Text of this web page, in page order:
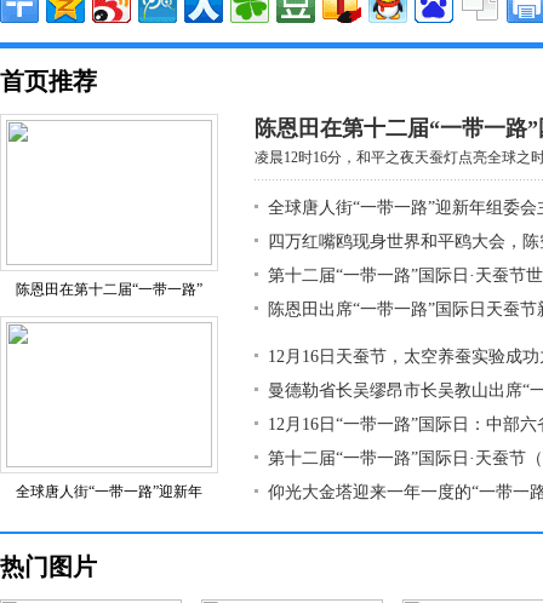
首页推荐
陈恩田在第十二届“一带一路”
全球唐人街“一带一路”迎新年
陈恩田在第十二届“一带一路”
凌晨12时16分，和平之夜天蚕灯点亮全球之
全球唐人街“一带一路”迎新年组委会
四万红嘴鸥现身世界和平鸥大会，
第十二届“一带一路”国际日·天蚕节
陈恩田出席“一带一路”国际日天蚕节
12月16日天蚕节，太空养蚕实验成
曼德勒省长吴缪昂市长吴教山出席“
12月16日“一带一路”国际日：中部六
第十二届“一带一路”国际日·天蚕节
仰光大金塔迎来一年一度的“一带一
热门图片